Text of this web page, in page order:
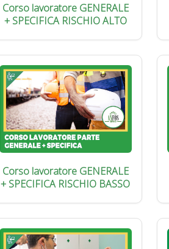
Corso lavoratore GENERALE
+ SPECIFICA RISCHIO ALTO
Corso lavoratore GENERALE
+ SPECIFICA RISCHIO BASSO